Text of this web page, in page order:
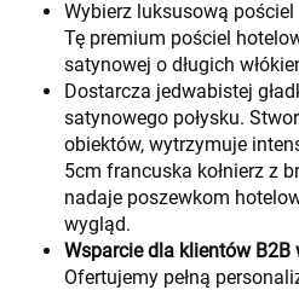
Wybierz luksusową
Tę premium pościel
satynowej o długich
Dostarcza jedwabistej
satynowego połysku.
obiektów, wytrzymuje
5cm francuska kołnierz z
nadaje poszewkom
wygląd.
Wsparcie dla klientów
Ofertujemy pełną